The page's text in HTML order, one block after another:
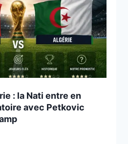
: la Nati entre en
avec Petkovic